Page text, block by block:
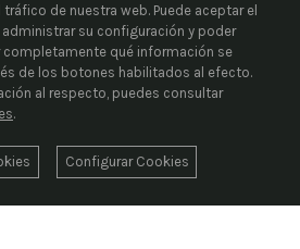
de nuestra web. Puede aceptar el
su configuración y poder
completamente qué información se
de los botones habilitados al efecto.
al respecto, puedes consultar
.
Configurar Cookies